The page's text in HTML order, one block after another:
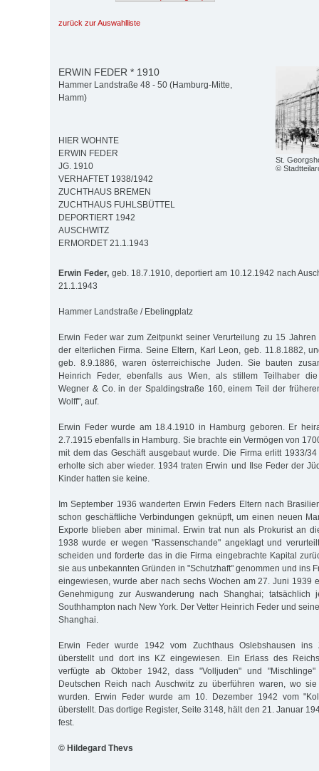
zurück zur Auswahlliste
St.
©
ERWIN FEDER * 1910
Hammer Landstraße 48 - 50 (Hamburg-Mitte,
Hamm)
HIER WOHNTE
ERWIN FEDER
JG. 1910
VERHAFTET 1938/1942
ZUCHTHAUS BREMEN
ZUCHTHAUS FUHLSBÜTTEL
DEPORTIERT 1942
AUSCHWITZ
ERMORDET 21.1.1943
Erwin Feder,geb. 18.7.1910, deportiert am 10.12.1942 nach
21.1.1943
Hammer Landstraße / Ebelingplatz
Erwin Feder war zum Zeitpunkt seiner Verurteilung zu 15
der elterlichen Firma. Seine Eltern, Karl Leon, geb. 11.8.1882,
geb. 8.9.1886, waren österreichische Juden. Sie bauten
Heinrich Feder, ebenfalls aus Wien, als stillem Teilhaber die
Wegner & Co. in der Spaldingstraße 160, einem Teil der
Wolff", auf.
Erwin Feder wurde am 18.4.1910 in Hamburg geboren. Er
2.7.1915 ebenfalls in Hamburg. Sie brachte ein Vermögen von
mit dem das Geschäft ausgebaut wurde. Die Firma erlitt 1933/
erholte sich aber wieder. 1934 traten Erwin und Ilse Feder der
Kinder hatten sie keine.
Im September 1936 wanderten Erwin Feders Eltern nach
schon geschäftliche Verbindungen geknüpft, um einen neuen
Exporte blieben aber minimal. Erwin trat nun als Prokurist an
1938 wurde er wegen "Rassenschande" angeklagt und
scheiden und forderte das in die Firma eingebrachte Kapital
sie aus unbekannten Gründen in "Schutzhaft" genommen und ins
eingewiesen, wurde aber nach sechs Wochen am 27. Juni 1939
Genehmigung zur Auswanderung nach Shanghai; tatsächlich
Southhampton nach New York. Der Vetter Heinrich Feder und
Shanghai.
Erwin Feder wurde 1942 vom Zuchthaus Oslebshausen ins
überstellt und dort ins KZ eingewiesen. Ein Erlass des
verfügte ab Oktober 1942, dass "Volljuden" und
Deutschen Reich nach Auschwitz zu überführen waren, wo
wurden. Erwin Feder wurde am 10. Dezember 1942 vom
überstellt. Das dortige Register, Seite 3148, hält den 21. Januar
fest.
© Hildegard Thevs